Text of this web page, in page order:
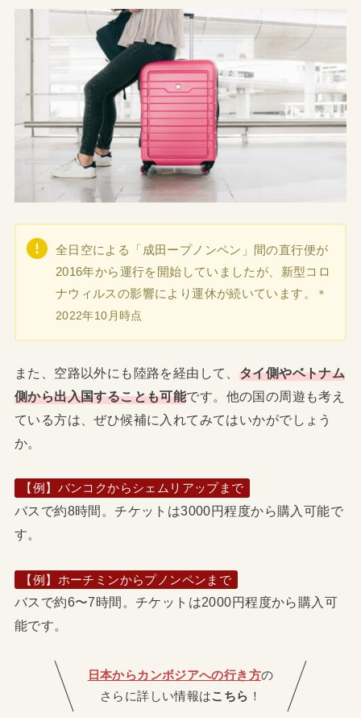
全日空による「成田ープノンペン」間の直行便が
2016年から運行を開始していましたが、新型コロ
ナウィルスの影響により運休が続いています。
＊
2022年10月時点
また、空路以外にも陸路を経由して、 タイ側やベトナム
側から出入国することも可能です。他の国の周遊も考え
ている方は、ぜひ候補に入れてみてはいかがでしょう
か。
【例】バンコクからシェムリアップまで
バスで約8時間。チケットは3000円程度から購入可能で
す。
【例】ホーチミンからプノンペンまで
バスで約6〜7時間。チケットは2000円程度から購入可
能です。
日本からカンボジアへの行き方の
さらに詳しい情報はこちら ！